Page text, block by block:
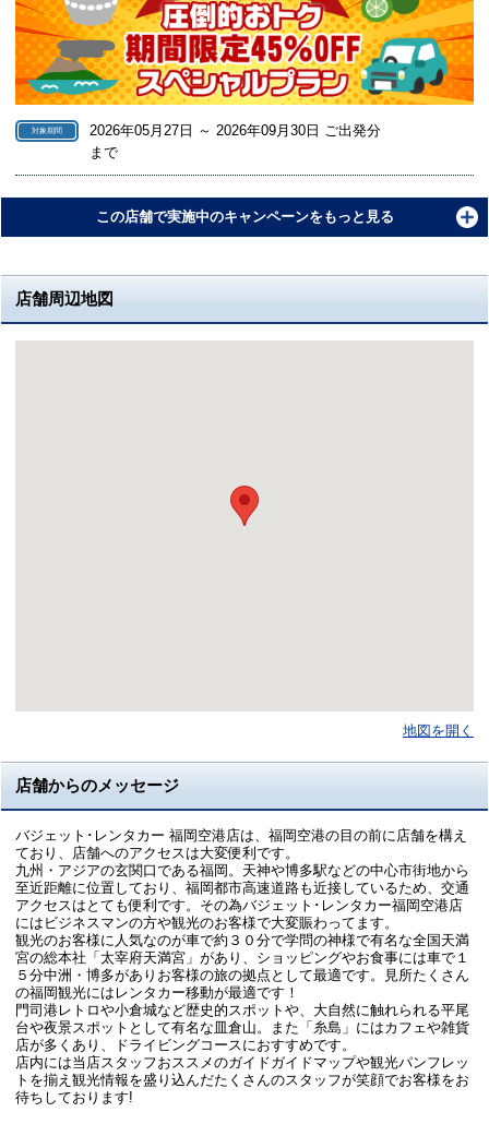
対象期間
2026年05月27日 ～ 2026年09月30日 ご出発分
まで
この店舗で実施中のキャンペーンをもっと見る
店舗周辺地図
地図を開く
店舗からのメッセージ
バジェット･レンタカー 福岡空港店は、福岡空港の目の前に店舗を構え
ており、店舗へのアクセスは大変便利です。
九州・アジアの玄関口である福岡。天神や博多駅などの中心市街地から
至近距離に位置しており、福岡都市高速道路も近接しているため、交通
アクセスはとても便利です。その為バジェット･レンタカー福岡空港店
にはビジネスマンの方や観光のお客様で大変賑わってます。
観光のお客様に人気なのが車で約３０分で学問の神様で有名な全国天満
宮の総本社「太宰府天満宮」があり、ショッピングやお食事には車で１
５分中洲・博多がありお客様の旅の拠点として最適です。見所たくさん
の福岡観光にはレンタカー移動が最適です！
門司港レトロや小倉城など歴史的スポットや、大自然に触れられる平尾
台や夜景スポットとして有名な皿倉山。また「糸島」にはカフェや雑貨
店が多くあり、ドライビングコースにおすすめです。
店内には当店スタッフおススメのガイドガイドマップや観光パンフレッ
トを揃え観光情報を盛り込んだたくさんのスタッフが笑顔でお客様をお
待ちしております!